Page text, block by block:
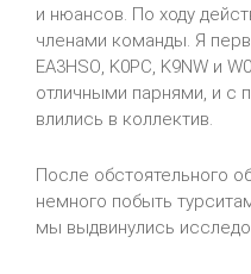
и нюансов. По ходу
членами команды. Я
EA3HSO K0PC K9NW и W0
отличными парнями, и с
влились в коллектив.
После обстоятельного
немного побыть
мы выдвинулись